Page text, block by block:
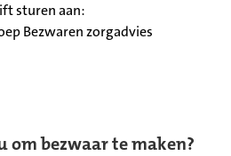
sturen aan:
Bezwaren zorgadvies
tabblad)
om bezwaar te maken?